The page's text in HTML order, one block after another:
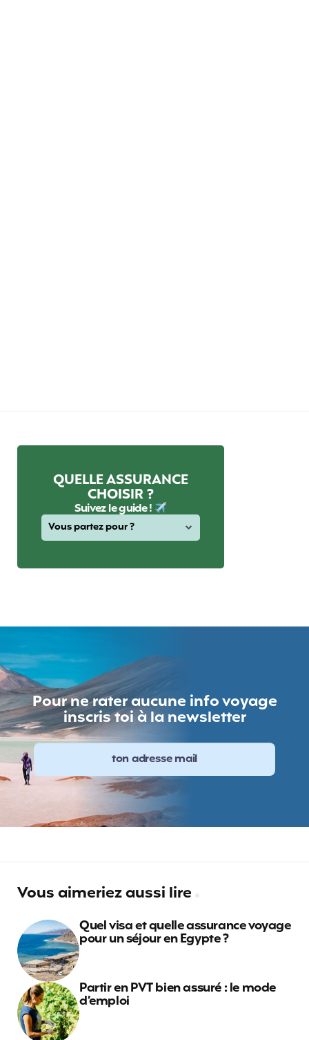
QUELLE ASSURANCE
CHOISIR ?
Suivez le guide !
Pour ne rater aucune info voyage
inscris toi à la newsletter
Vous aimeriez aussi lire
Quel visa et quelle assurance voyage
pour un séjour en Egypte ?
Partir en PVT bien assuré : le mode
d’emploi